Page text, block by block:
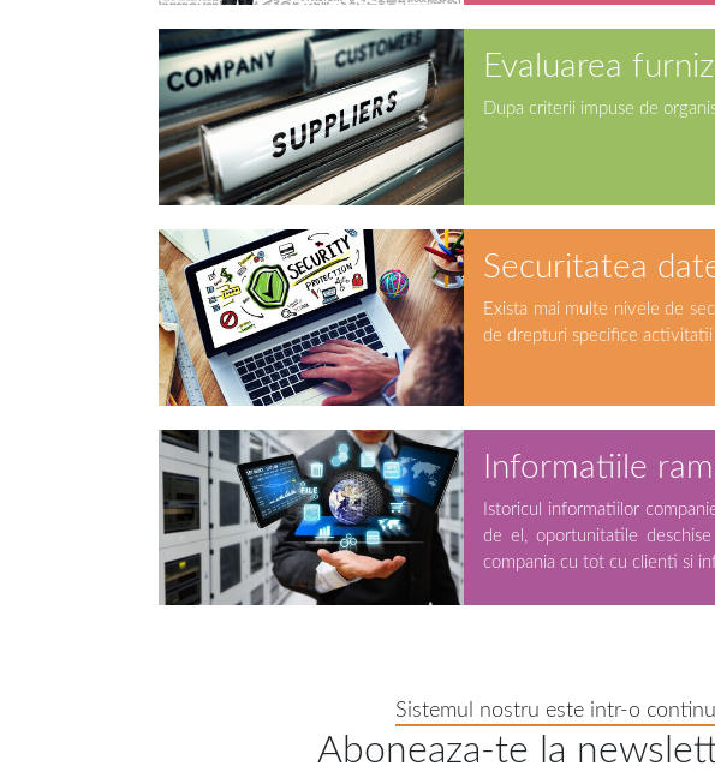
Evaluarea
Dupa criterii impuse de
Securitatea
Exista mai multe nivele de
de drepturi specifice activitatii
Informatiile
Istoricul informatiilor
de el, oportunitatile
compania cu tot cu clienti si
Sistemul nostru este intr-o
Aboneaza-te la